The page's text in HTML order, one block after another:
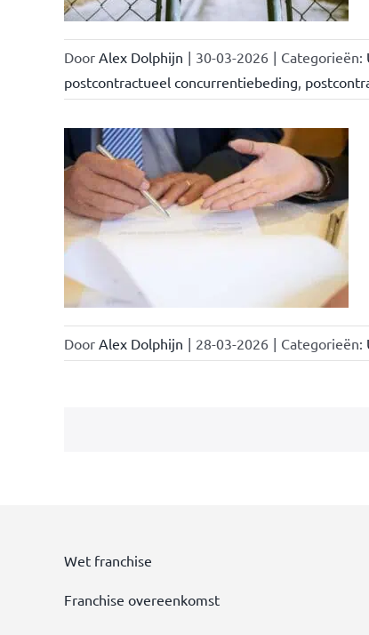
Door Alex Dolphijn | 30-03-2026 | Categorieën:
postcontractueel concurrentiebeding,
Door Alex Dolphijn | 28-03-2026 | Categorieën:
Wet franchise
Franchise overeenkomst